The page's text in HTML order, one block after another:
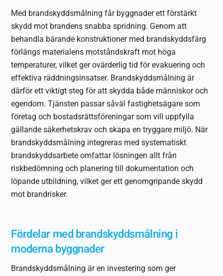
Med brandskyddsmålning får byggnader ett förstärkt
skydd mot brandens snabba spridning. Genom att
behandla bärande konstruktioner med brandskyddsfärg
förlängs materialens motståndskraft mot höga
temperaturer, vilket ger ovärderlig tid för evakuering och
effektiva räddningsinsatser. Brandskyddsmålning är
därför ett viktigt steg för att skydda både människor och
egendom. Tjänsten passar såväl fastighetsägare som
företag och bostadsrättsföreningar som vill uppfylla
gällande säkerhetskrav och skapa en tryggare miljö. När
brandskyddsmålning integreras med systematiskt
brandskyddsarbete omfattar lösningen allt från
riskbedömning och planering till dokumentation och
löpande utbildning, vilket ger ett genomgripande skydd
mot brandrisker.
Fördelar med brandskyddsmålning i
moderna byggnader
Brandskyddsmålning är en investering som ger